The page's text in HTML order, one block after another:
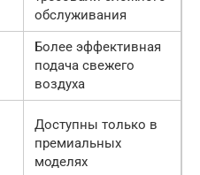
обслуживания
Более эффективная
подача свежего
воздуха
Доступны только в
премиальных
моделях